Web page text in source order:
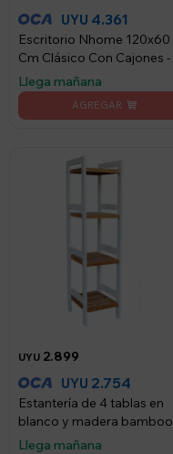
UYU 4.361
Escritorio Nhome 120x60
Cm Clásico Con Cajones -
madera
Llega mañana
UYU 2.899
UYU 2.754
Estantería de 4 tablas en
blanco y madera bamboo
Llega mañana